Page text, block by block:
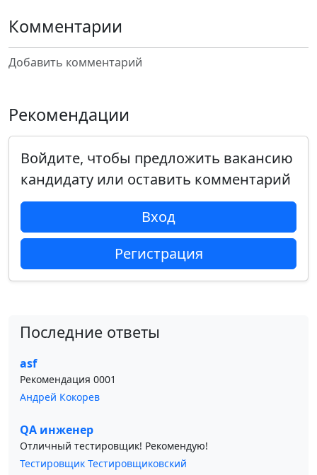
Комментарии
Добавить комментарий
Рекомендации
Войдите, чтобы предложить вакансию
кандидату или оставить комментарий
Вход
Регистрация
Последние ответы
asf
Рекомендация 0001
Андрей Кокорев
QA инженер
Отличный тестировщик! Рекомендую!
Тестировщик Тестировщиковский